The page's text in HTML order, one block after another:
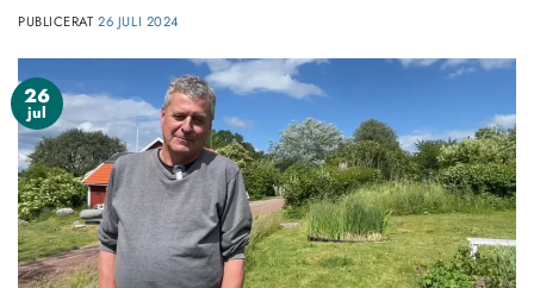
PUBLICERAT26 JULI 2024
26
jul